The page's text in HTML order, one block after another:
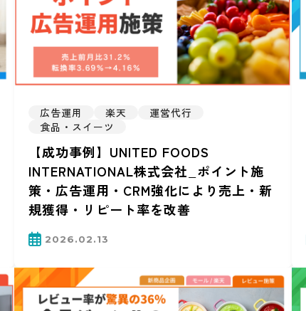
広告運用 楽天
運営代行
食品・スイーツ
【成功事例】UNITED FOODS
INTERNATIONAL株式会社_ポイント施
策・広告運用・CRM強化により売上・新
規獲得・リピート率を改善
2026.02.13